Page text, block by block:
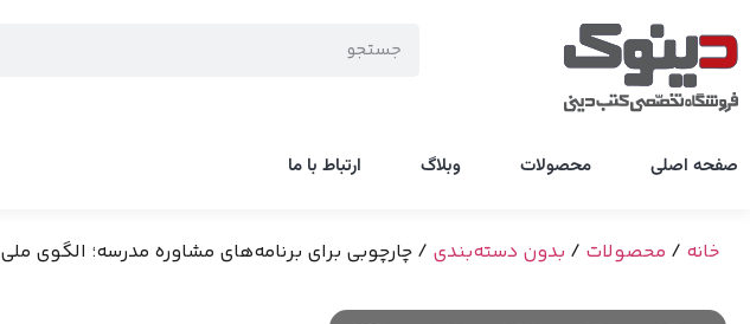
صفحه اصلی محصولات وبلاگ ارتباط با ما
خانه / محصولات / بدون دسته‌بندی / چارچوبی برای برنامه‌های مشاوره مدرسه؛ الگوی ملی ASCA